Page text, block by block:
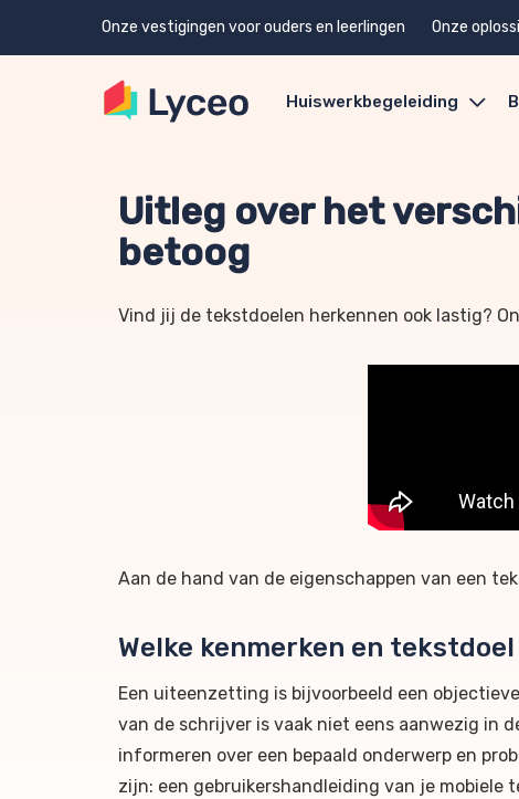
Onze vestigingen voor ouders en leerlingen Onze
Huiswerkbegeleiding
Uitleg over het
betoog
Vind jij de tekstdoelen herkennen ook lastig?
Aan de hand van de eigenschappen van een
Welke kenmerken en
Een uiteenzetting is bijvoorbeeld een
van de schrijver is vaak niet eens aanwezig in
informeren over een bepaald onderwerp en
zijn: een gebruikershandleiding van je